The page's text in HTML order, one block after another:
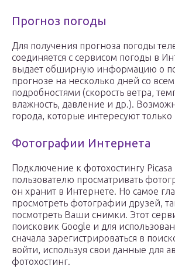
Прогноз погоды
Для получения прогноза погоды
соединяется с сервисом погоды в
выдает обширную информацию о
прогнозе на несколько дней со
подробностями (скорость ветра,
влажность, давление и др.).
города, которые интересуют только
Фотографии Интернета
Подключение к фотохостингу Picasa
пользователю просматривать
он хранит в Интернете. Но самое
просмотреть фотографии друзей,
посмотреть Ваши снимки. Этот
поисковик Google и для
сначала зарегистрироваться в
войти, используя свои данные для
фотохостинг.